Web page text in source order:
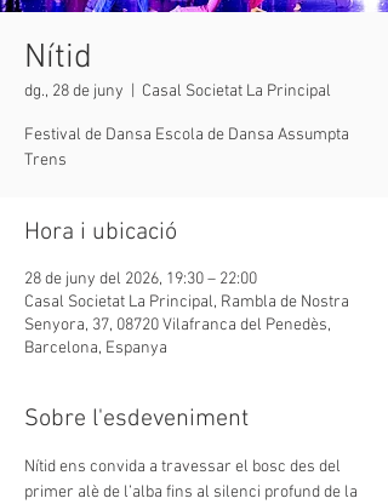
Nítid
dg., 28 de juny Casal Societat La Principal
Festival de Dansa Escola de Dansa Assumpta
Trens
Hora i ubicació
28 de juny del 2026, 19:30 – 22:00
Casal Societat La Principal, Rambla de Nostra
Senyora, 37, 08720 Vilafranca del Penedès,
Barcelona, Espanya
Sobre l'esdeveniment
Nítid ens convida a travessar el bosc des del
primer alè de l’alba fins al silenci profund de la